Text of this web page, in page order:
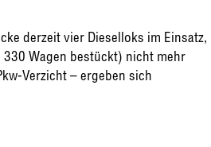
derzeit vier Dieselloks im Einsatz,
Wagen bestückt) nicht mehr
Verzicht – ergeben sich